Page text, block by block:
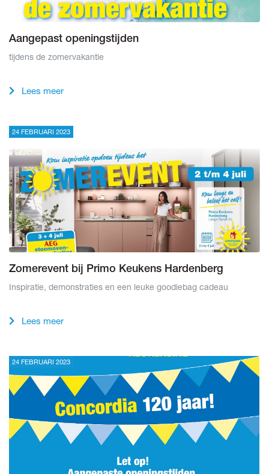
Aangepast openingstijden
tijdens de zomervakantie
Lees meer
24 FEBRUARI 2023
Zomerevent bij Primo Keukens Hardenberg
Inspiratie, demonstraties en een leuke goodiebag cadeau
Lees meer
24 FEBRUARI 2023